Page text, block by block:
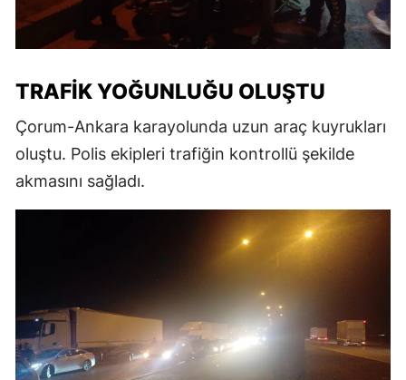
TRAFIK YOĞUNLUĞU OLUŞTU
Çorum-Ankara karayolunda uzun araç kuyrukları
oluştu. Polis ekipleri trafiğin kontrollü şekilde
akmasını sağladı.